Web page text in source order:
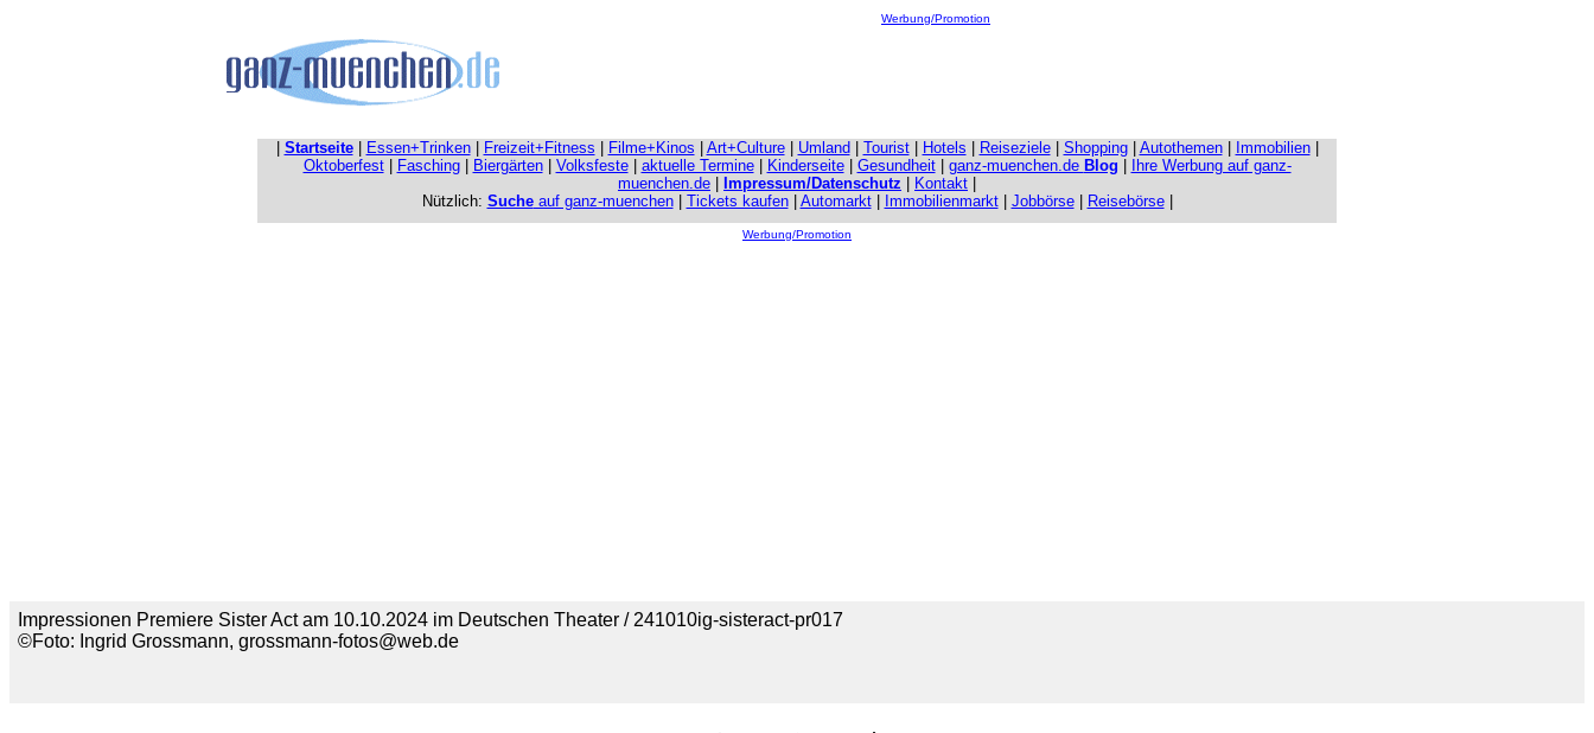
Werbung/Promotion
Startseite| Essen+Trinken| Freizeit+Fitness Filme+Kinos Art+Culture| Umland Tourist| Hotels Reiseziele| Shopping Autothemen Immobilien
Oktoberfest| Fasching| Biergärten| Volksfeste| aktuelle Termine| Kinderseite| Gesundheit| ganz-muenchen.de Blog
Ihre Werbung auf ganz-
muenchen.de
Impressum/Datenschutz Kontakt
Nützlich: Sucheauf ganz-muenchen| Tickets kaufen Automarkt Immobilienmarkt| Jobbörse| Reisebörse|
Werbung/Promotion
Impressionen Premiere Sister Act am 10.10.2024 im Deutschen Theater / 241010ig-sisteract-pr017
©Foto: Ingrid Grossmann, grossmann-fotos@web.de